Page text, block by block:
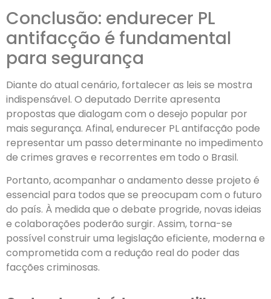
Conclusão: endurecer PL
antifacção é fundamental
para segurança
Diante do atual cenário, fortalecer as leis se mostra
indispensável. O deputado Derrite apresenta
propostas que dialogam com o desejo popular por
mais segurança. Afinal, endurecer PL antifacção pode
representar um passo determinante no impedimento
de crimes graves e recorrentes em todo o Brasil.
Portanto, acompanhar o andamento desse projeto é
essencial para todos que se preocupam com o futuro
do país. À medida que o debate progride, novas ideias
e colaborações poderão surgir. Assim, torna-se
possível construir uma legislação eficiente, moderna e
comprometida com a redução real do poder das
facções criminosas.